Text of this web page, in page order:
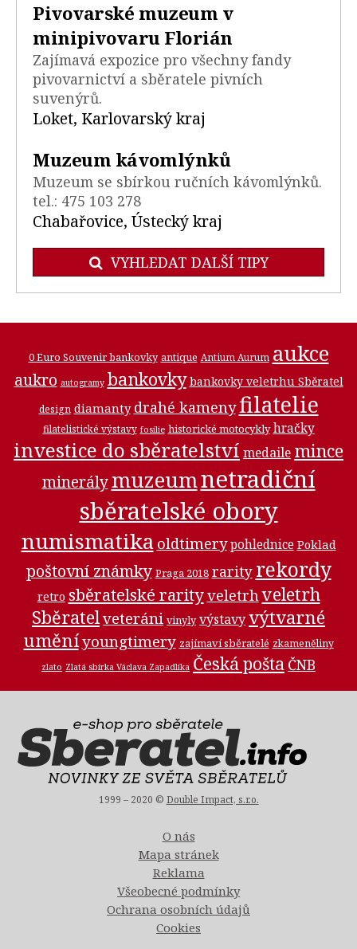
Pivovarské muzeum v
minipivovaru Florián
Zajímavá expozice pro všechny fandy
pivovarnictví a sběratele pivních
suvenýrů.
Loket, Karlovarský kraj
Muzeum kávomlýnků
Muzeum se sbírkou ručních kávomlýnků.
tel.: 475 103 278
Chabařovice, Ústecký kraj
VYHLEDAT DALŠÍ TIPY
0 Euro Souvenir bankovky antique Antium Aurum aukce
aukro autogramy bankovky bankovky veletrhu Sběratel
design diamanty drahé kamenyfilatelie
filatelistické výstavy fosilie historické motocykly hračky
investice do sběratelství medaile mince
minerálymuzeumnetradiční
sběratelské obory
numismatika oldtimery pohlednice Poklad
poštovní známky Praga 2018 rarity rekordy
retro sběratelské rarityveletrhveletrh
Sběratelveteráni vinyly výstavyvýtvarné
uměníyoungtimery zajímaví sběratelé zkameněliny
zlato Zlatá sbírka Václava Zapadlíka Česká pošta ČNB
1999 – 2020 © Double Impact, s.r.o.
O nás
Mapa stránek
Reklama
Všeobecné podmínky
Ochrana osobních údajů
Cookies